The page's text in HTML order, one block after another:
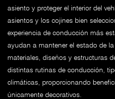
asiento y proteger el interior del
asientos y los cojines bien
experiencia de conducción más
ayudan a mantener el estado de
materiales, diseños y estructuras
distintas rutinas de conducción,
climáticas, proporcionando
únicamente decorativos.